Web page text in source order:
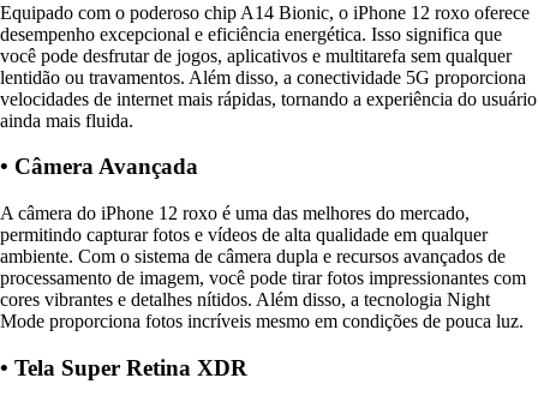
Equipado com o poderoso chip A14 Bionic, o iPhone 12 roxo oferece
desempenho excepcional e eficiência energética. Isso significa que
você pode desfrutar de jogos, aplicativos e multitarefa sem qualquer
lentidão ou travamentos. Além disso, a conectividade 5G proporciona
velocidades de internet mais rápidas, tornando a experiência do usuário
ainda mais fluida.
• Câmera Avançada
A câmera do iPhone 12 roxo é uma das melhores do mercado,
permitindo capturar fotos e vídeos de alta qualidade em qualquer
ambiente. Com o sistema de câmera dupla e recursos avançados de
processamento de imagem, você pode tirar fotos impressionantes com
cores vibrantes e detalhes nítidos. Além disso, a tecnologia Night
Mode proporciona fotos incríveis mesmo em condições de pouca luz.
• Tela Super Retina XDR